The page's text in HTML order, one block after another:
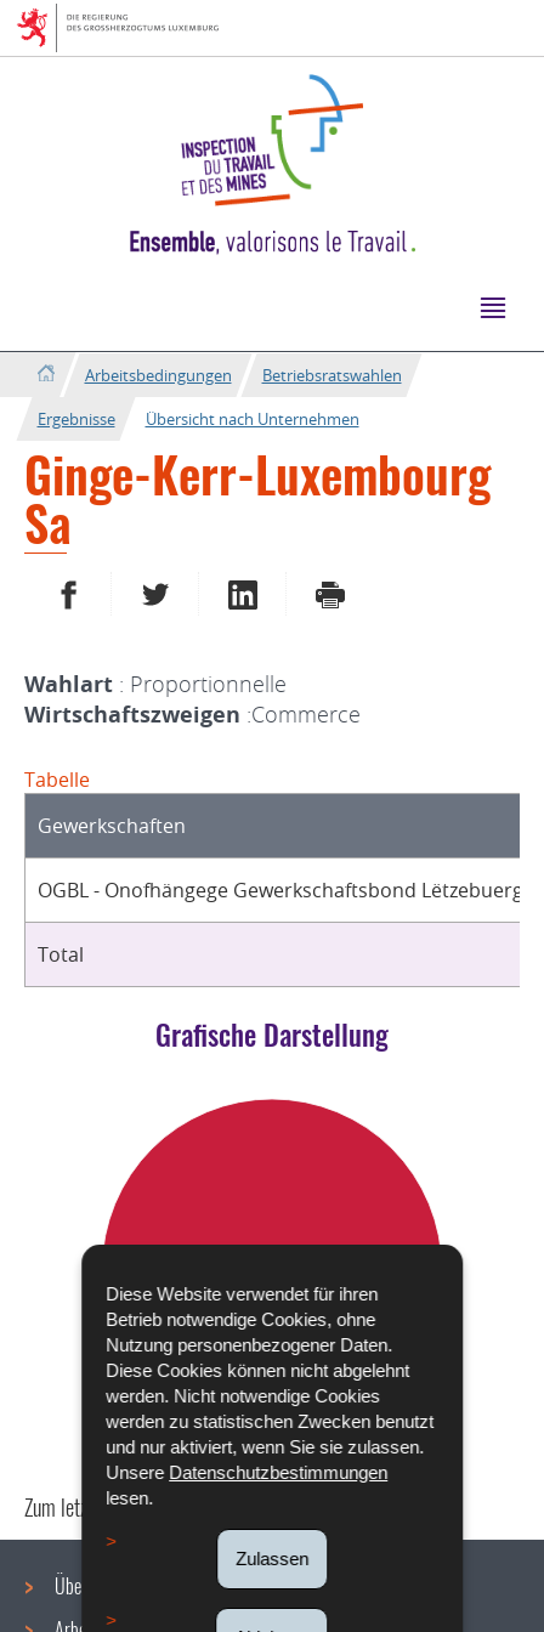
Diese Website verwendet für ihren
Betrieb notwendige Cookies, ohne
Nutzung personenbezogener Daten.
Diese Cookies können nicht abgelehnt
werden. Nicht notwendige Cookies
werden zu statistischen Zwecken benutzt
und nur aktiviert, wenn Sie sie zulassen.
Unsere Datenschutzbestimmungen
lesen.
Zulassen
Zur
Navigation
Zum
Inhalt
Arbeitsbedingungen
Betriebsratswahlen
Ergebnisse
Übersicht nach Unternehmen
Ginge-Kerr-Luxembourg
Sa
AUF FACEBOOK TEILENAUF TWITTER TEILENAUF LINKEDIN TEILEN
DRUCKEN
Wahlart : Proportionnelle
Wirtschaftszweigen :Commerce
Tabelle
Gewerkschaften
OGBL - Onofhängege Gewerkschaftsbond
Total
Grafische Darstellung
Zum letzten Mal aktualisiert am
Über uns